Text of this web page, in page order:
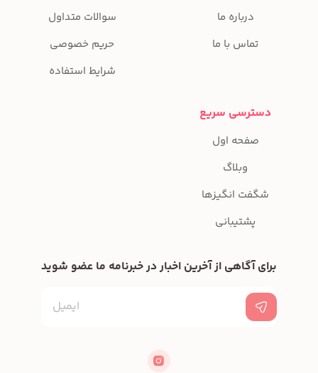
درباره ما
تماس با ما
سوالات متداول
حریم خصوصی
شرایط استفاده
دسترسی سریع
صفحه اول
وبلاگ
شگفت انگیزها
پشتیبانی
برای آگاهی از آخرین اخبار در خبرنامه ما عضو شوید